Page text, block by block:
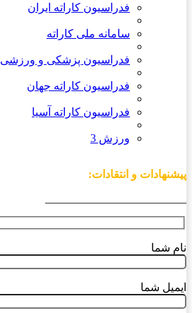
فدراسیون کاراته ایران
سامانه ملی کاراته
فدراسیون پزشکی و ورزشی
فدراسیون کاراته جهان
فدراسیون کاراته آسیا
ورزش 3
پیشنهادات و انتقادات:
نام شما
ایمیل شما